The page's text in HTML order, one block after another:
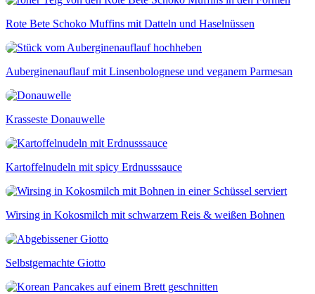
Rote Bete Schoko Muffins mit Datteln und Haselnüssen
Auberginenauflauf mit Linsenbolognese und veganem Parmesan
Krasseste Donauwelle
Kartoffelnudeln mit spicy Erdnusssauce
Wirsing in Kokosmilch mit schwarzem Reis & weißen Bohnen
Selbstgemachte Giotto